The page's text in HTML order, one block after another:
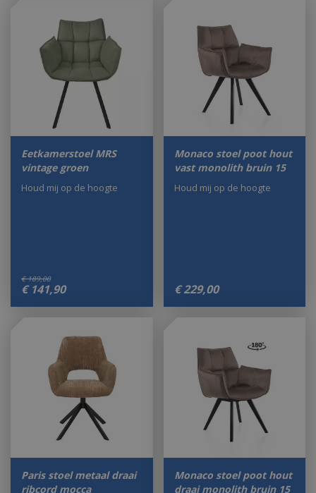
Eetkamerstoel MRS
vintage groen
€ 189,00
€ 141,90
Houd mij op de hoogte
Monaco stoel poot hout
vast monolith bruin 15
€ 229,00
Houd mij op de hoogte
Paris stoel metaal draai
ribcord mocca
Monaco stoel poot hout
draai monolith bruin 15